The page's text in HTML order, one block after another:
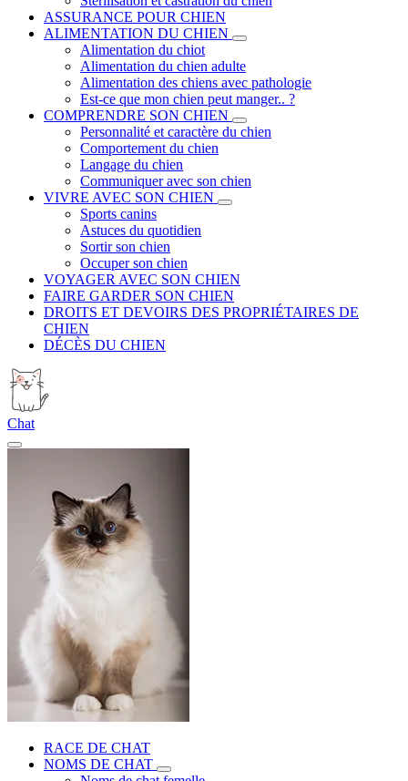
ASSURANCE POUR CHIEN
ALIMENTATION DU CHIEN
Alimentation du chiot
Alimentation du chien adulte
Alimentation des chiens avec pathologie
Est-ce que mon chien peut manger.. ?
COMPRENDRE SON CHIEN
Personnalité et caractère du chien
Comportement du chien
Langage du chien
Communiquer avec son chien
VIVRE AVEC SON CHIEN
Sports canins
Astuces du quotidien
Sortir son chien
Occuper son chien
VOYAGER AVEC SON CHIEN
FAIRE GARDER SON CHIEN
DROITS ET DEVOIRS DES PROPRIÉTAIRES DE
CHIEN
DÉCÈS DU CHIEN
Chat
RACE DE CHAT
NOMS DE CHAT